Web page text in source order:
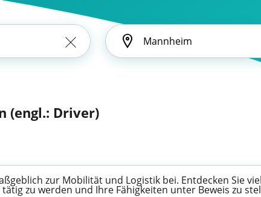
(engl.: Driver)
zur Mobilität und Logistik bei. Entdecken Sie
zu werden und Ihre Fähigkeiten unter Beweis zu